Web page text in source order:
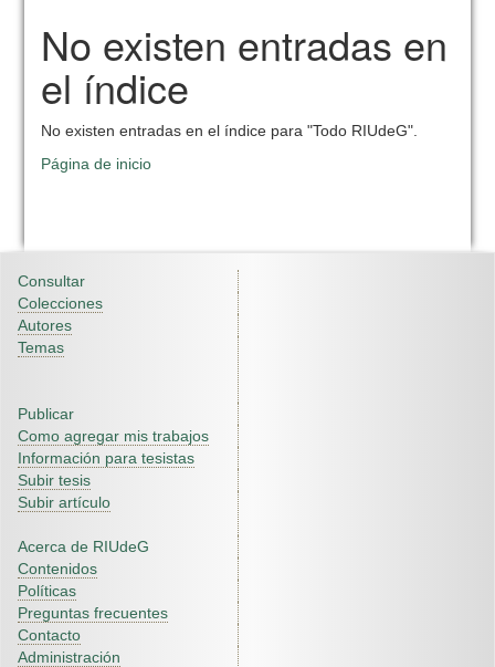
No existen entradas en
el índice
No existen entradas en el índice para "Todo RIUdeG".
Página de inicio
Consultar
Colecciones
Autores
Temas
Publicar
Como agregar mis trabajos
Información para tesistas
Subir tesis
Subir artículo
Acerca de RIUdeG
Contenidos
Políticas
Preguntas frecuentes
Contacto
Administración